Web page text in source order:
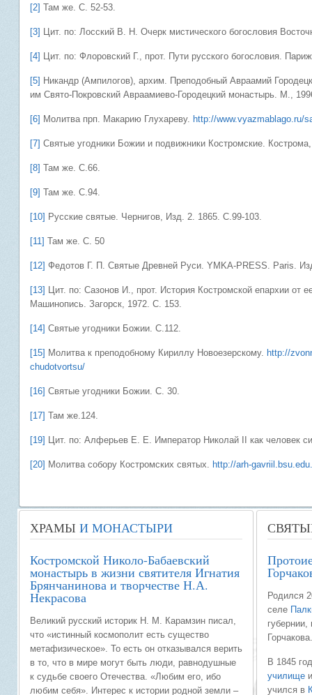
[2] Там же. С. 52-53.
[3] Цит. по: Лосский В. Н. Очерк мистического богословия
[4] Цит. по: Флоровский Г., прот. Пути русского богословия.
[5] Никандр (Ампилогов), архим. Преподобный Авраамий
им Свято-Покровский Авраамиево-Городецкий монастырь. М.,
[6] Молитва прп. Макарию Глухареву. http://www.vyazmablago.ru/
[7] Святые угодники Божии и подвижники Костромские.
[8] Там же. С.66.
[9] Там же. С.94.
[10] Русские святые. Чернигов, Изд. 2. 1865. С.99-103.
[11] Там же. С. 50
[12] Федотов Г. П. Святые Древней Руси. YMKA-PRESS. Paris.
[13] Цит. по: Сазонов И., прот. История Костромской епархии от
Машинопись. Загорск, 1972. С. 153.
[14] Святые угодники Божии. С.112.
[15] Молитва к преподобному Кириллу Новоезерскому. http://
chudotvortsu/
[16] Святые угодники Божии. С. 30.
[17] Там же.124.
[19] Цит. по: Алферьев Е. Е. Император Николай II как человек
[20] Молитва собору Костромских святых. http://arh-
ХРАМЫ И МОНАСТЫРИ
Костромской Николо-Бабаевский
монастырь в жизни святителя Игнатия
Брянчанинова и творчестве Н.А.
Некрасова
Великий русский историк Н. М. Карамзин писал,
что «истинный космополит есть существо
метафизическое». То есть он отказывался верить
в то, что в мире могут быть люди, равнодушные
к судьбе своего Отечества. «Любим его, ибо
любим себя». Интерес к истории родной земли –
Родился
селе
Горчакова.
В 1845
училище
учился в